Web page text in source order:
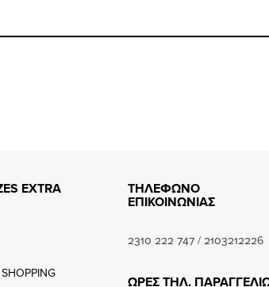
our
EXTRA
ΤΗΛΕΦΩΝΟ
ΕΠΙΚΟΙΝΩΝΙΑΣ
2310 222 747 /2103212226
ΩΡΕΣ ΤΗΛ.